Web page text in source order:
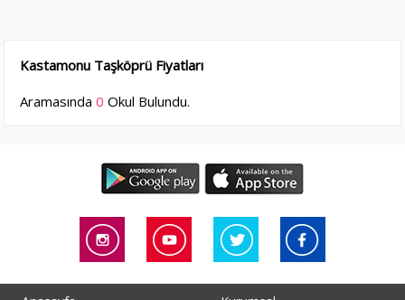
Kastamonu Taşköprü Fiyatları
Aramasında0 Okul Bulundu.